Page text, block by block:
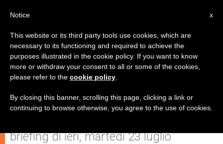
Papa Francesco incontrerà i
giovani argentini
briefing di ieri, martedì 23 luglio
x
Notice
This website or its third party tools use cookies, which are
necessary to its functioning and required to achieve the
purposes illustrated in the cookie policy. If you want to know
more or withdraw your consent to all or some of the cookies,
please refer to the cookie policy
By closing this banner, scrolling this page, clicking a link or
continuing to browse otherwise, you agree to the use of cookies.